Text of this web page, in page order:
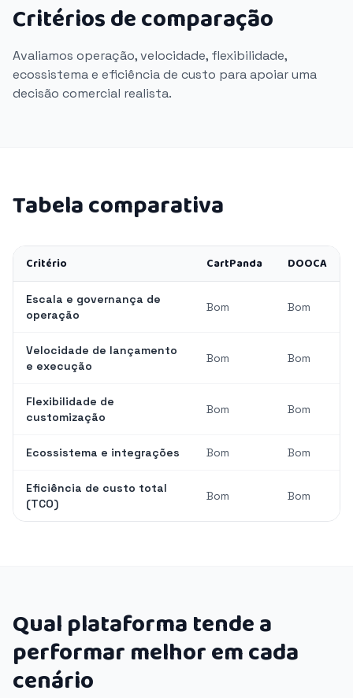
Critérios de comparação
Avaliamos operação, velocidade, flexibilidade,
ecossistema e eficiência de custo para apoiar uma
decisão comercial realista.
Tabela comparativa
Critério CartPanda DOOCA
Escala e governança de
operação
Bom Bom
Velocidade de lançamento
e execução
Bom Bom
Flexibilidade de
customização
Bom Bom
Ecossistema e integrações Bom Bom
Eficiência de custo total
(TCO)
Bom Bom
Qual plataforma tende a
performar melhor em cada
cenário